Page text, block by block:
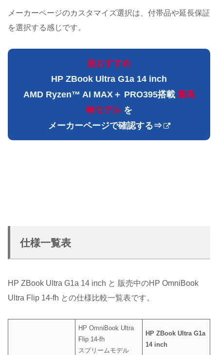
メーカーページのカスタマイズ選択は、付帯品や延長保証
を選択する感じです。
超おすすめ
HP ZBook Ultra G1a 14 inch
AMD Ryzen™ AI MAX＋ PRO395搭載 最高
峰モデル を
メーカーページで確認する⇒
仕様一覧表
HP ZBook Ultra G1a 14 inch と 販売中のHP OmniBook
Ultra Flip 14-fh との仕様比較一覧表です。
HP OmniBook Ultra
Flip 14-fh
スプリームモデル
HP ZBook Ultra G1a
14 inch